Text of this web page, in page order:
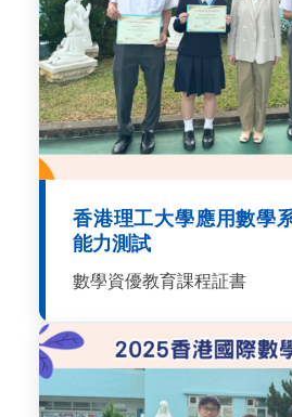
香港理工大學應用數學
能力測試
數學資優教育課程証書